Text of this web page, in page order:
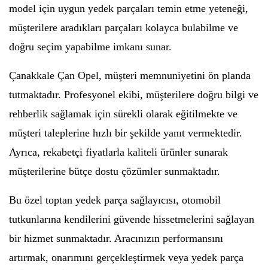
model için uygun yedek parçaları temin etme yeteneği,
müşterilere aradıkları parçaları kolayca bulabilme ve
doğru seçim yapabilme imkanı sunar.
Çanakkale Çan Opel, müşteri memnuniyetini ön planda
tutmaktadır. Profesyonel ekibi, müşterilere doğru bilgi ve
rehberlik sağlamak için sürekli olarak eğitilmekte ve
müşteri taleplerine hızlı bir şekilde yanıt vermektedir.
Ayrıca, rekabetçi fiyatlarla kaliteli ürünler sunarak
müşterilerine bütçe dostu çözümler sunmaktadır.
Bu özel toptan yedek parça sağlayıcısı, otomobil
tutkunlarına kendilerini güvende hissetmelerini sağlayan
bir hizmet sunmaktadır. Aracınızın performansını
artırmak, onarımını gerçekleştirmek veya yedek parça